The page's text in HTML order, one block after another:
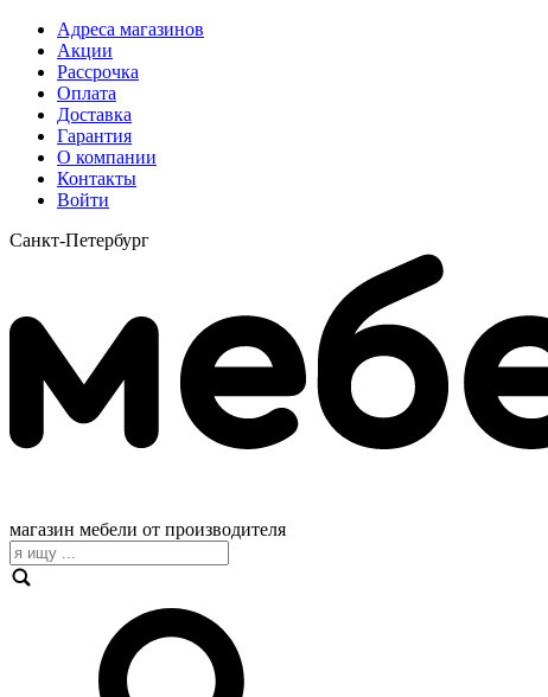
Адреса магазинов
Акции
Рассрочка
Оплата
Доставка
Гарантия
О компании
Контакты
Войти
Санкт-Петербург
магазин мебели от производителя